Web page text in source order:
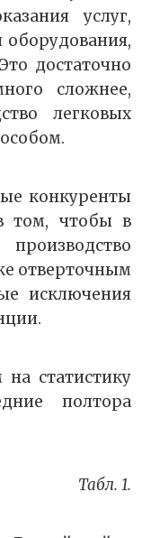
услуг,
достаточно
сложнее,
легковых
конкуренты
том, чтобы в
отверточным
исключения
статистику
полтора
Табл. 1.